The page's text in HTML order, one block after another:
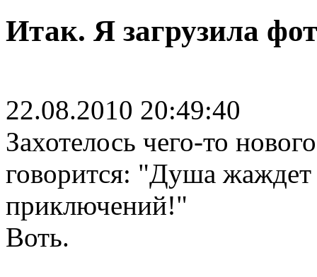
Итак. Я загрузила
22.08.2010 20:49:40
Захотелось чего-то
говорится: "Душа
приключений!"
Воть.